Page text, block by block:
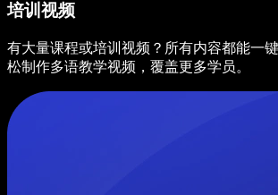
培训视频
有大量课程或培训视频？所有内容都能一
松制作多语教学视频，覆盖更多学员。